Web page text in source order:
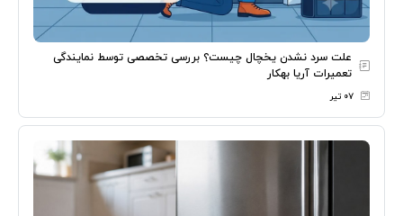
علت سرد نشدن یخچال چیست؟ بررسی تخصصی توسط نمایندگی
تعمیرات آریا بهکار
۰۷ تیر